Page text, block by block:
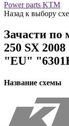
Power parts KTM
Назад к выбору
Зачасти по
250 SX
"EU"
Название схемы